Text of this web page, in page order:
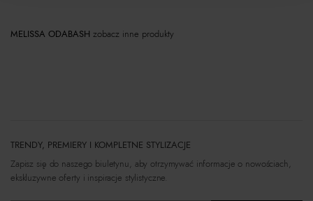
MELISSA ODABASH zobacz inne produkty
TRENDY, PREMIERY I KOMPLETNE STYLIZACJE
Zapisz się do naszego biuletynu, aby otrzymywać informacje o nowościach,
ekskluzywne oferty i inspiracje stylistyczne.